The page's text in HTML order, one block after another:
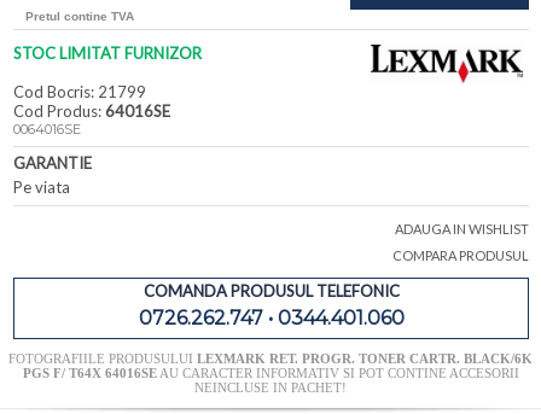
Pretul contine TVA
STOC LIMITAT FURNIZOR
Cod Bocris: 21799
Cod Produs:64016SE
0064016SE
GARANTIE
Pe viata
ADAUGA IN WISHLIST
COMPARA PRODUSUL
COMANDA PRODUSUL TELEFONIC
0726.262.747 • 0344.401.060
FOTOGRAFIILE PRODUSULUI LEXMARK RET. PROGR. TONER CARTR. BLACK/6K
PGS F/ T64X 64016SEAU CARACTER INFORMATIV SI POT CONTINE ACCESORII
NEINCLUSE IN PACHET!